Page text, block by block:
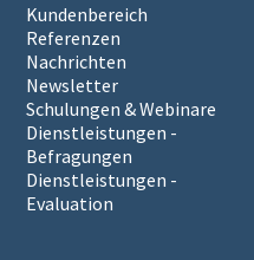
Kundenbereich
Referenzen
Nachrichten
Newsletter
Schulungen & Webinare
Dienstleistungen -
Befragungen
Dienstleistungen -
Evaluation